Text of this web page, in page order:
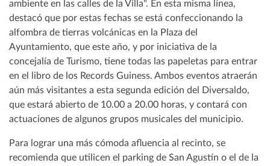
ambiente en las calles de la Villa". En esta misma línea,
destacó que por estas fechas se está confeccionando la
alfombra de tierras volcánicas en la Plaza del
Ayuntamiento, que este año, y por iniciativa de la
concejalía de Turismo, tiene todas las papeletas para entrar
en el libro de los Records Guiness. Ambos eventos atraerán
aún más visitantes a esta segunda edición del Diversaldo,
que estará abierto de 10.00 a 20.00 horas, y contará con
actuaciones de algunos grupos musicales del municipio.
Para lograr una más cómoda afluencia al recinto, se
recomienda que utilicen el parking de San Agustín o el de la